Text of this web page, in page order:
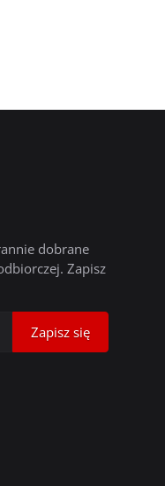
dobrane
Zapisz
Zapisz się